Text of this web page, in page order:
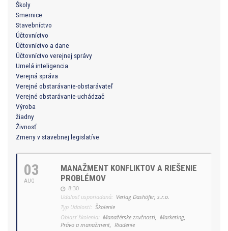
Školy
Smernice
Stavebníctvo
Účtovníctvo
Účtovníctvo a dane
Účtovníctvo verejnej správy
Umelá inteligencia
Verejná správa
Verejné obstarávanie-obstarávateľ
Verejné obstarávanie-uchádzač
Výroba
žiadny
Živnosť
Zmeny v stavebnej legislatíve
03
AUG
MANAŽMENT KONFLIKTOV A RIEŠENIE
PROBLÉMOV
8:30
Udalosť usporiadaná: Verlag Dashöfer, s.r.o.
Typ Udalosti: Školenie
Oblasť školenia: Manažérske zručnosti, Marketing,
Právo a manažment, Riadenie